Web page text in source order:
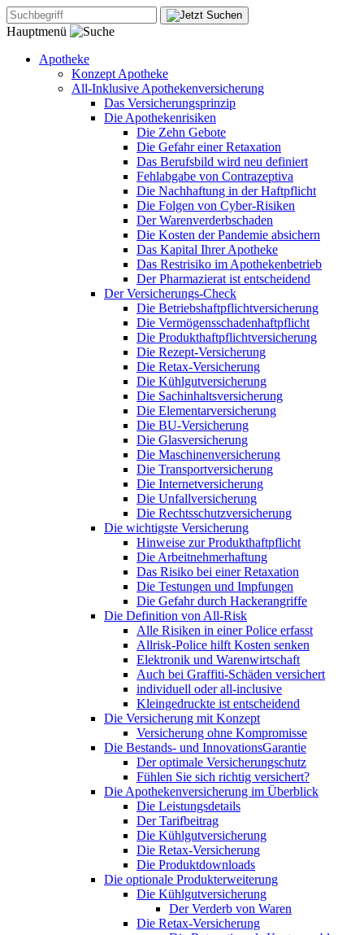
Hauptmenü
Apotheke
Konzept Apotheke
All-Inklusive Apothekenversicherung
Das Versicherungsprinzip
Die Apothekenrisiken
Die Zehn Gebote
Die Gefahr einer Retaxation
Das Berufsbild wird neu definiert
Fehlabgabe von Contrazeptiva
Die Nachhaftung in der Haftpflicht
Die Folgen von Cyber-Risiken
Der Warenverderbschaden
Die Kosten der Pandemie absichern
Das Kapital Ihrer Apotheke
Das Restrisiko im Apothekenbetrieb
Der Pharmazierat ist entscheidend
Der Versicherungs-Check
Die Betriebshaftpflichtversicherung
Die Vermögensschadenhaftpflicht
Die Produkthaftpflichtversicherung
Die Rezept-Versicherung
Die Retax-Versicherung
Die Kühlgutversicherung
Die Sachinhaltsversicherung
Die Elementarversicherung
Die BU-Versicherung
Die Glasversicherung
Die Maschinenversicherung
Die Transportversicherung
Die Internetversicherung
Die Unfallversicherung
Die Rechtsschutzversicherung
Die wichtigste Versicherung
Hinweise zur Produkthaftpflicht
Die Arbeitnehmerhaftung
Das Risiko bei einer Retaxation
Die Testungen und Impfungen
Die Gefahr durch Hackerangriffe
Die Definition von All-Risk
Alle Risiken in einer Police erfasst
Allrisk-Police hilft Kosten senken
Elektronik und Warenwirtschaft
Auch bei Graffiti-Schäden versichert
individuell oder all-inclusive
Kleingedruckte ist entscheidend
Die Versicherung mit Konzept
Versicherung ohne Kompromisse
Die Bestands- und InnovationsGarantie
Der optimale Versicherungschutz
Fühlen Sie sich richtig versichert?
Die Apothekenversicherung im Überblick
Die Leistungsdetails
Der Tarifbeitrag
Die Kühlgutversicherung
Die Retax-Versicherung
Die Produktdownloads
Die optionale Produkterweiterung
Die Kühlgutversicherung
Der Verderb von Waren
Die Retax-Versicherung